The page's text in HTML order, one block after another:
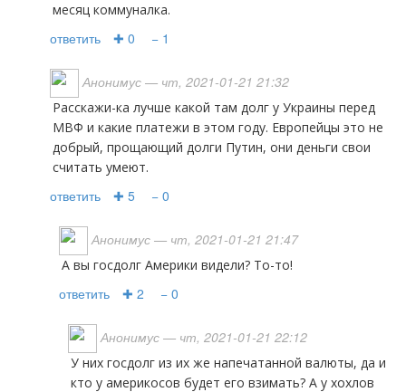
месяц коммуналка.
ответить ✚ 0 − 1
Анонимус — чт, 2021-01-21 21:32
Расскажи-ка лучше какой там долг у Украины перед
МВФ и какие платежи в этом году. Европейцы это не
добрый, прощающий долги Путин, они деньги свои
считать умеют.
ответить ✚ 5 − 0
Анонимус — чт, 2021-01-21 21:47
А вы госдолг Америки видели? То-то!
ответить ✚ 2 − 0
Анонимус — чт, 2021-01-21 22:12
У них госдолг из их же напечатанной валюты, да и
кто у америкосов будет его взимать? А у хохлов